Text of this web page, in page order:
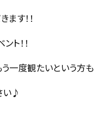
す！！
ト！！
一度観たいという方も
い♪